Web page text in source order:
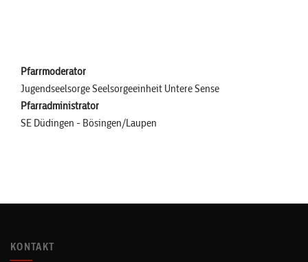
Pfarrmoderator
Jugendseelsorge Seelsorgeeinheit Untere Sense
Pfarradministrator
SE Düdingen - Bösingen/Laupen
KONTAKT